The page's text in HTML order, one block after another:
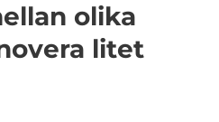
olika
litet